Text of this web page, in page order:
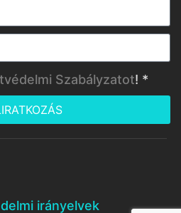
Szabályzatot! *
irányelvek